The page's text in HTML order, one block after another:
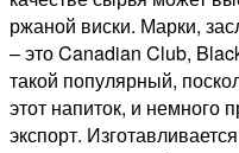
ржаной виски. Марки,
– это Canadian Club,
такой популярный,
этот напиток, и немного
экспорт.